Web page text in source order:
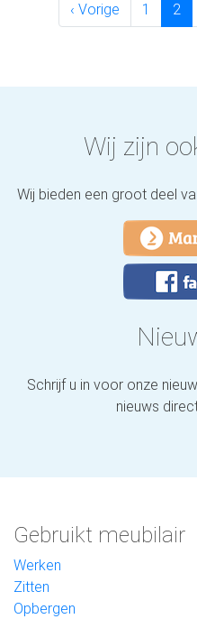
‹ Vorige 1 2
Wij zijn
Wij bieden een groot deel
Schrijf u in voor onze
nieuws
Gebruikt meubilair
Werken
Zitten
Opbergen